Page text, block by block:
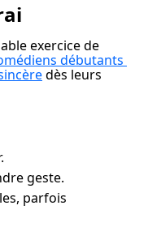
exercice de
débutants
dès leurs
geste.
parfois